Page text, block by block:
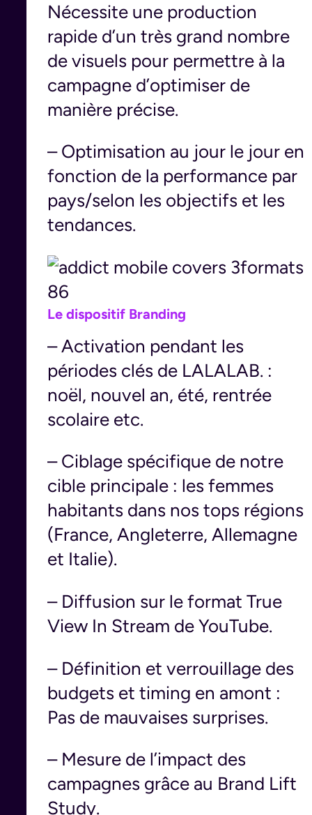
Nécessite une production
rapide d’un très grand nombre
de visuels pour permettre à la
campagne d’optimiser de
manière précise.
– Optimisation au jour le jour en
fonction de la performance par
pays/selon les objectifs et les
tendances.
Le dispositif Branding
– Activation pendant les
périodes clés de LALALAB. :
noël, nouvel an, été, rentrée
scolaire etc.
– Ciblage spécifique de notre
cible principale : les femmes
habitants dans nos tops régions
(France, Angleterre, Allemagne
et Italie).
– Diffusion sur le format True
View In Stream de YouTube.
– Définition et verrouillage des
budgets et timing en amont :
Pas de mauvaises surprises.
– Mesure de l’impact des
campagnes grâce au Brand Lift
Study.